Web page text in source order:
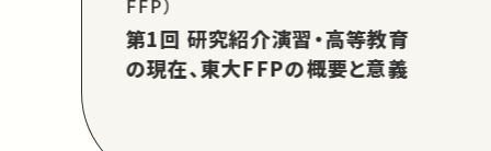
第1回 研究紹介演習・高等教育
の現在、東大FFPの概要と意義